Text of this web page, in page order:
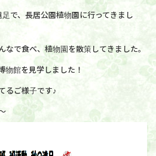
で、長居公園植物園に行ってきまし
なで食べ、植物園を散策してきました。
物館を見学しました！
るご様子です♪